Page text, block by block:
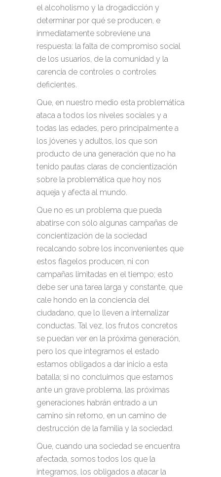
el alcoholismo y la drogadicción y
determinar por qué se producen, e
inmediatamente sobreviene una
respuesta: la falta de compromiso social
de los usuarios, de la comunidad y la
carencia de controles o controles
deficientes.
Que, en nuestro medio esta problemática
ataca a todos los niveles sociales y a
todas las edades, pero principalmente a
los jóvenes y adultos, los que son
producto de una generación que no ha
tenido pautas claras de concientización
sobre la problemática que hoy nos
aqueja y afecta al mundo.
Que no es un problema que pueda
abatirse con sólo algunas campañas de
concientización de la sociedad
recalcando sobre los inconvenientes que
estos flagelos producen, ni con
campañas limitadas en el tiempo; esto
debe ser una tarea larga y constante, que
cale hondo en la conciencia del
ciudadano, que lo lleven a internalizar
conductas. Tal vez, los frutos concretos
se puedan ver en la próxima generación,
pero los que integramos el estado
estamos obligados a dar inicio a esta
batalla; si no concluimos que estamos
ante un grave problema, las próximas
generaciones habrán entrado a un
camino sin retorno, en un camino de
destrucción de la familia y la sociedad.
Que, cuando una sociedad se encuentra
afectada, somos todos los que la
integramos, los obligados a atacar la